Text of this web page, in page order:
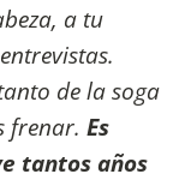
a tu
de la soga
frenar. Es
tantos años